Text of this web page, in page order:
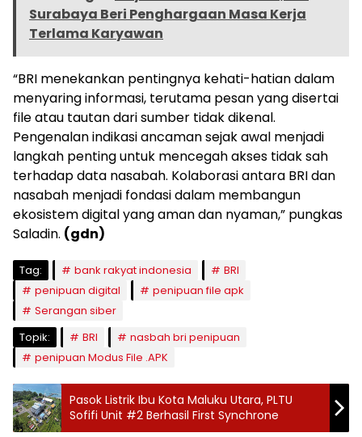
Surabaya Beri Penghargaan Masa Kerja
Terlama Karyawan
“BRI menekankan pentingnya kehati-hatian dalam
menyaring informasi, terutama pesan yang disertai
file atau tautan dari sumber tidak dikenal.
Pengenalan indikasi ancaman sejak awal menjadi
langkah penting untuk mencegah akses tidak sah
terhadap data nasabah. Kolaborasi antara BRI dan
nasabah menjadi fondasi dalam membangun
ekosistem digital yang aman dan nyaman,” pungkas
Saladin. (gdn)
Tag: bank rakyat indonesia
BRI
penipuan digital
penipuan file apk
Serangan siber
Topik:
BRI
nasbah bri penipuan
penipuan Modus File .APK
Pasok Listrik Ibu Kota Maluku Utara, PLTU
Sofifi Unit #2 Berhasil First Synchrone